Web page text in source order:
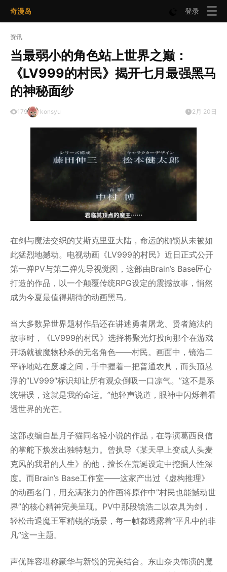
奇漫岛 登录
资讯
当最弱小的角色站上世界之巅：
《LV999的村民》揭开七月最强黑马
的神秘面纱
179 konsyu 2月 20日
在剑与魔法交织的艾斯克里亚大陆，命运的枷锁从未被如
此猛烈地撼动。电视动画《LV999的村民》近日正式公开
第一弹PV与第二弹先导视觉图，这部由Brain’s Base匠心
打造的作品，以一个颠覆传统RPG设定的震撼故事，悄然
成为今夏最值得期待的动画黑马。
当大多数异世界题材作品还在讲述勇者屠龙、贤者施法的
故事时，《LV999的村民》选择将聚光灯投向那个在游戏
开场就被魔物秒杀的无名角色——村民。画面中，镜浩二
平静地站在废墟之间，手中握着一把普通农具，而头顶悬
浮的”LV999″标识却让所有观众倒吸一口凉气。”这不是系
统错误，这就是我的命运。”他轻声说道，眼神中闪烁着看
透世界的光芒。
这部改编自星月子猫同名轻小说的作品，在导演葛西良信
的掌舵下焕发出独特魅力。曾执导《某天早上变成人头麦
克风的我君的人生》的他，擅长在荒诞设定中挖掘人性深
度。而Brain’s Base工作室——这家产出过《虚构推理》
的动画名门，用充满张力的作画将原作中”村民也能撼动世
界”的核心精神完美呈现。PV中那段镜浩二以农具为剑，
轻松击退魔王军精锐的场景，每一帧都透露着”平凡中的非
凡”这一主题。
声优阵容堪称豪华与新锐的完美结合。东山奈央饰演的魔